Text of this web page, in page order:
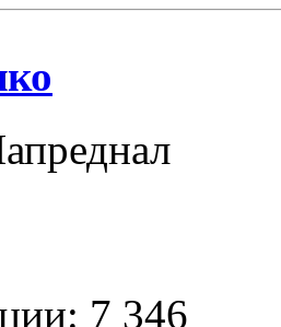
7 346